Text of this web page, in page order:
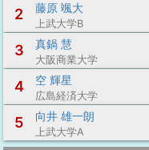
2 藤原 颯大
上武大学B
3 真鍋 慧
大阪商業大学
4 空 輝星
広島経済大学
5 向井 雄一朗
上武大学A